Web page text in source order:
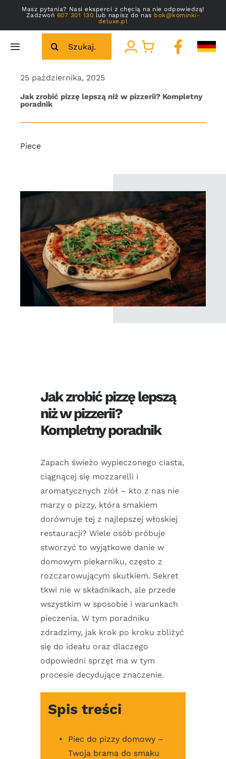
Przejdź
zawartości
Masz pytania? Nasi eksperci z chęcią na nie odpowiedzą!
Zadzwoń 607 301 130 lub napisz do nas bok@kominki-
deluxe.pl
Toggle
Strona główna
25 października, 2025
Jak zrobić pizzę lepszą niż w pizzerii? Kompletny
poradnik
Piece
Jak zrobić pizzę lepszą
niż w pizzerii?
Kompletny poradnik
Zapach świeżo wypieczonego ciasta,
ciągnącej się mozzarelli i
aromatycznych ziół – kto z nas nie
marzy o pizzy, która smakiem
dorównuje tej z najlepszej włoskiej
restauracji? Wiele osób próbuje
stworzyć to wyjątkowe danie w
domowym piekarniku, często z
rozczarowującym skutkiem. Sekret
tkwi nie w składnikach, ale przede
wszystkim w sposobie i warunkach
pieczenia. W tym poradniku
zdradzimy, jak krok po kroku zbliżyć
się do ideału oraz dlaczego
odpowiedni sprzęt ma w tym
procesie decydujące znaczenie.
Spis treści
Piec do pizzy domowy –
Twoja brama do smaku